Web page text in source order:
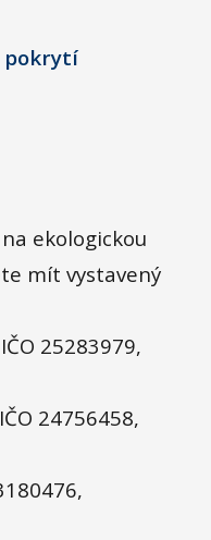
pokrytí
ekologickou
mít vystavený
25283979,
24756458,